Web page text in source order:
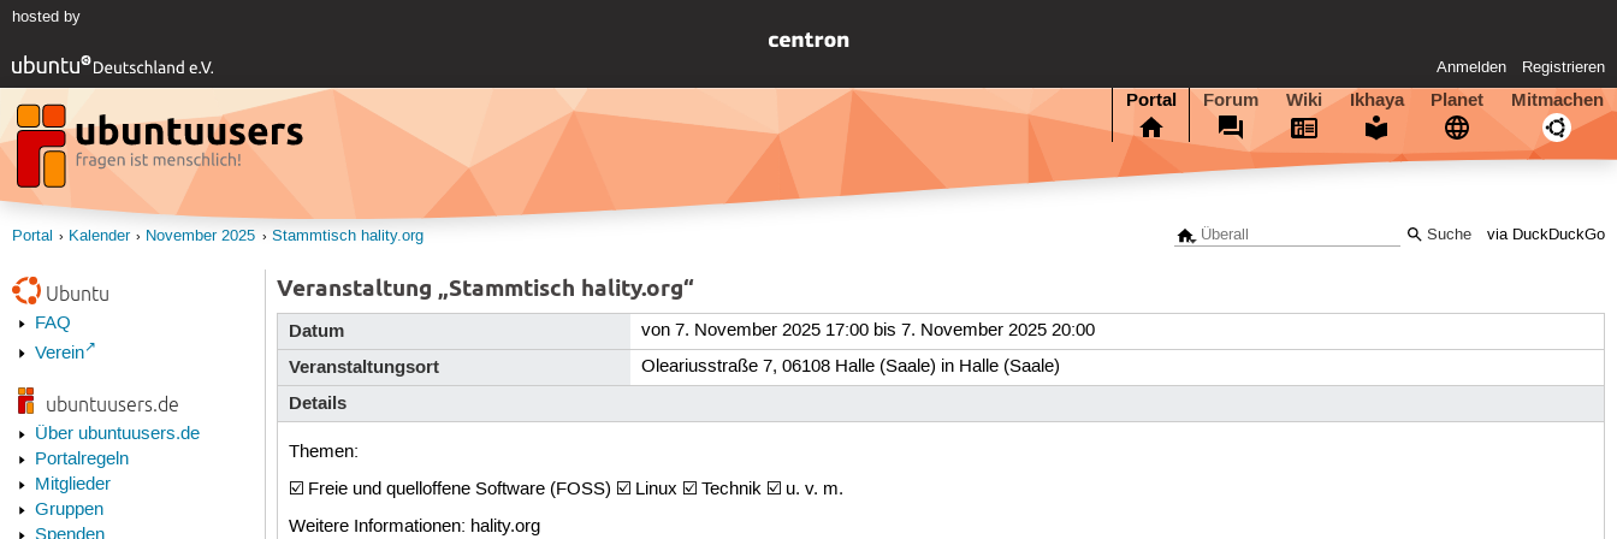
hosted by
Anmelden Registrieren
Portal Forum Wiki Ikhaya Planet Mitmachen
via DuckDuckGo
Portal Kalender November 2025 Stammtisch hality.org
Ubuntu
FAQ
Verein
ubuntuusers.de
Über ubuntuusers.de
Portalregeln
Mitglieder
Gruppen
Veranstaltung „Stammtisch hality.org“
Datum von 7. November 2025 17:00 bis 7. November 2025 20:00
Veranstaltungsort Oleariusstraße 7, 06108 Halle (Saale) in Halle (Saale)
Details
Themen:
☑️ Freie und quelloffene Software (FOSS) ☑️ Linux ☑️ Technik ☑️ u. v. m.
Weitere Informationen: hality.org